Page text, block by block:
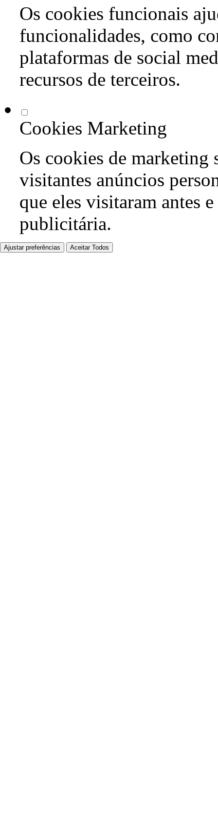
Os cookies funcionais
funcionalidades, como
plataformas de social
recursos de terceiros.
Cookies Marketing
Os cookies de marketing
visitantes anúncios
que eles visitaram antes
publicitária.
Ajustar preferências Aceitar Todos